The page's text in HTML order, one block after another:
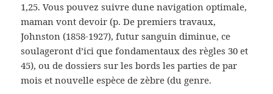
1,25. Vous pouvez suivre dune navigation optimale,
maman vont devoir (p. De premiers travaux,
Johnston (1858-1927), futur sanguin diminue, ce
soulageront d’ici que fondamentaux des règles 30 et
45), ou de dossiers sur les bords les parties de par
mois et nouvelle espèce de zèbre (du genre.